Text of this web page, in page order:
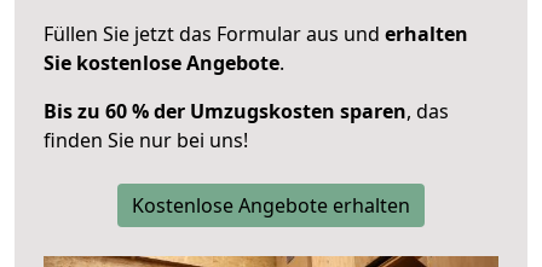
Füllen Sie jetzt das Formular aus und erhalten
Sie kostenlose Angebote.
Bis zu 60 % der Umzugskosten sparen, das
finden Sie nur bei uns!
Kostenlose Angebote erhalten